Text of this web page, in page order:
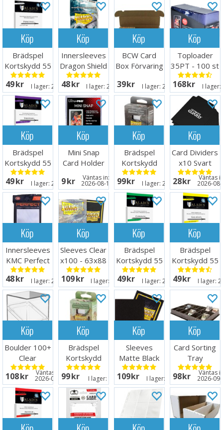
Köp
Brädspel
Kortskydd 55
st 63.5x89
49 SEK I lager: 20+
Köp
Innersleeves
Dragon Shield
Clear
64x89mm
48 SEK I lager:20+
Köp
BCW Card
Box Förvaring
39 SEK I lager:20+
Köp
Toploader
35PT - 100 st
63,5 x 88,9
mm
168 SEK I lager:
Köp
Brädspel
Kortskydd 55
st 59x92
49 SEK I lager: 20+
Köp
Mini Snap
Card Holder
9 SEK Väntas in:
2026-08-15
Köp
Brädspel
Kortskydd
100 st 63x88
99 SEK I lager:20+
Köp
Card Dividers
x10 Svart
28 SEK Väntas
2026-
Köp
Innersleeves
KMC Perfect
Fit x100
64x89
48 SEK I lager: 20+
Köp
Sleeves Clear
x100 - 63x88
m/box
109 SEK I lager: 20+
Köp
Brädspel
Kortskydd 55
st 57x89
49 SEK I lager:20+
Köp
Brädspel
Kortskydd 55
st 41x63
49 SEK I lager:
Köp
Boulder 100+
Clear
Transparent
108 SEK Väntas in:
2026-08-15
Köp
Brädspel
Kortskydd
100 st 57x89
99 SEK I lager:
Köp
Sleeves
Matte Black
x100 66x91
109 SEK I lager: 20+
Köp
Card Sorting
Tray
98 SEK Väntas
2026-